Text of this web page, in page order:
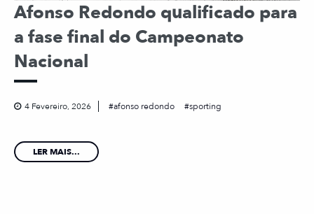
Afonso Redondo qualificado para
a fase final do Campeonato
Nacional
4 Fevereiro, 2026 afonso redondo sporting
LER MAIS...